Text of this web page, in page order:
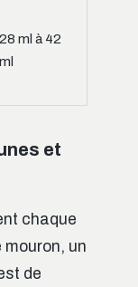
28 ml à 42
ml
et
chaque
mouron, un
de